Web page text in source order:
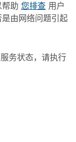
助 您排查 用户
由网络问题引起
务状态，请执行